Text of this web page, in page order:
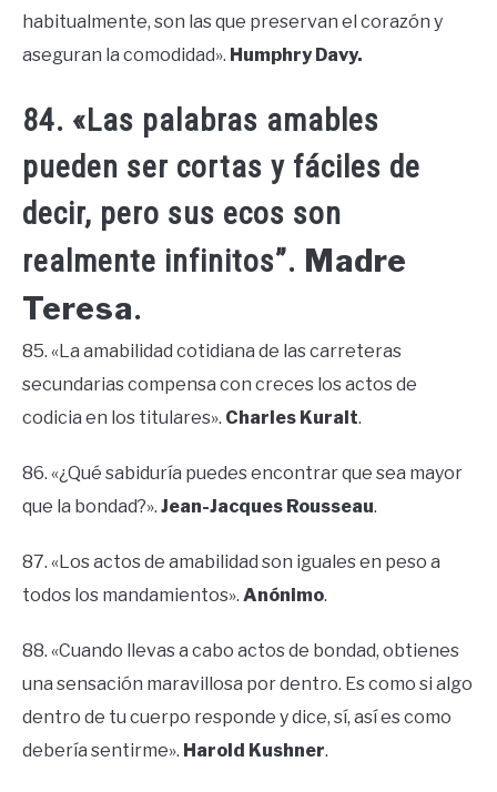
habitualmente, son las que preservan el corazón y
aseguran la comodidad». Humphry Davy.
84. «Las palabras amables
pueden ser cortas y fáciles de
decir, pero sus ecos son
realmente infinitos”. Madre
Teresa.
85. «La amabilidad cotidiana de las carreteras
secundarias compensa con creces los actos de
codicia en los titulares». Charles Kuralt.
86. «¿Qué sabiduría puedes encontrar que sea mayor
que la bondad?». Jean-Jacques Rousseau.
87. «Los actos de amabilidad son iguales en peso a
todos los mandamientos». Anónimo.
88. «Cuando llevas a cabo actos de bondad, obtienes
una sensación maravillosa por dentro. Es como si algo
dentro de tu cuerpo responde y dice, sí, así es como
debería sentirme». Harold Kushner.